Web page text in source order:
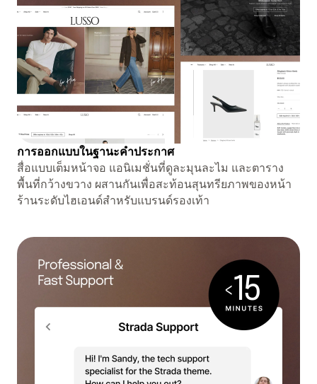
การออกแบบในฐานะคำประกาศ
สื่อแบบเต็มหน้าจอ แอนิเมชั่นที่ดูละมุนละไม และตาราง
พื้นที่กว้างขวาง ผสานกันเพื่อสะท้อนสุนทรียภาพของหน้า
ร้านระดับไฮเอนด์สำหรับแบรนด์รองเท้า